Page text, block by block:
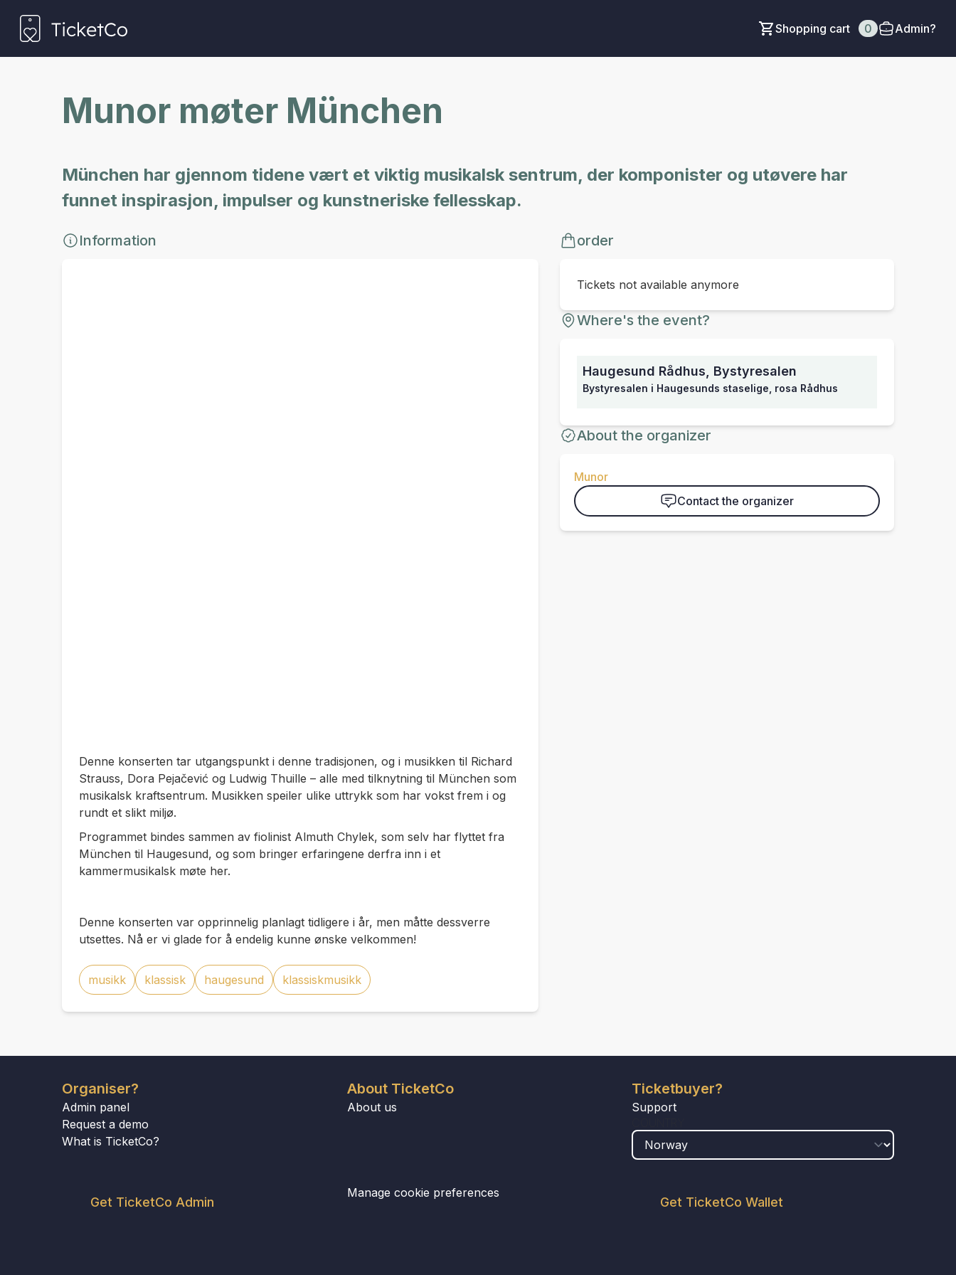
Shopping cart 0 Admin?
Munor møter München
München har gjennom tidene vært et viktig musikalsk sentrum, der komponister og utøvere har
funnet inspirasjon, impulser og kunstneriske fellesskap.
Information
Denne konserten tar utgangspunkt i denne tradisjonen, og i musikken til Richard
Strauss, Dora Pejačević og Ludwig Thuille – alle med tilknytning til München som
musikalsk kraftsentrum. Musikken speiler ulike uttrykk som har vokst frem i og
rundt et slikt miljø.
Programmet bindes sammen av fiolinist Almuth Chylek, som selv har flyttet fra
München til Haugesund, og som bringer erfaringene derfra inn i et
kammermusikalsk møte her.
Denne konserten var opprinnelig planlagt tidligere i år, men måtte dessverre
utsettes. Nå er vi glade for å endelig kunne ønske velkommen!
musikk klassisk haugesund klassiskmusikk
order
Tickets not available anymore
Where's the event?
Haugesund Rådhus, Bystyresalen
Bystyresalen i Haugesunds staselige, rosa Rådhus
About the organizer
Munor
Contact the organizer
Organiser?
Admin panel
Request a demo
What is TicketCo?
Get TicketCo Admin
About TicketCo
About us
Manage cookie preferences
Ticketbuyer?
Support
Get TicketCo Wallet